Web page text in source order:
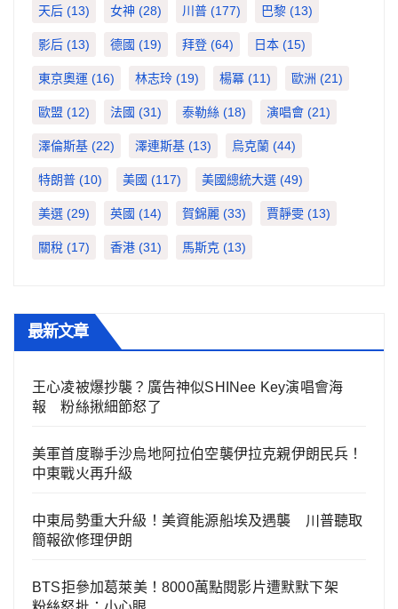
天后 (13) 女神 (28) 川普 (177) 巴黎 (13)
影后 (13) 德國 (19) 拜登 (64) 日本 (15)
東京奧運 (16) 林志玲 (19) 楊冪 (11) 歐洲 (21)
歐盟 (12) 法國 (31) 泰勒絲 (18) 演唱會 (21)
澤倫斯基 (22) 澤連斯基 (13) 烏克蘭 (44)
特朗普 (10) 美國 (117) 美國總統大選 (49)
美選 (29) 英國 (14) 賀錦麗 (33) 賈靜雯 (13)
關稅 (17) 香港 (31) 馬斯克 (13)
最新文章
王心凌被爆抄襲？廣告神似SHINee Key演唱會海
報 粉絲揪細節怒了
美軍首度聯手沙烏地阿拉伯空襲伊拉克親伊朗民兵！
中東戰火再升級
中東局勢重大升級！美資能源船埃及遇襲 川普聽取
簡報欲修理伊朗
BTS拒參加葛萊美！8000萬點閱影片遭默默下架